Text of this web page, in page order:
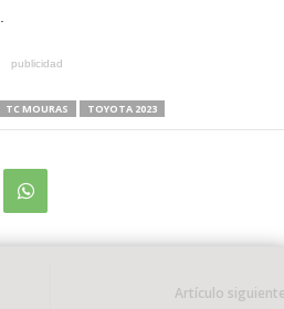
publicidad
TC MOURAS TOYOTA 2023
Artículo